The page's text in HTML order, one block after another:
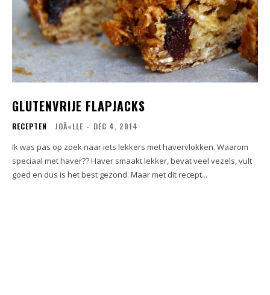
GLUTENVRIJE FLAPJACKS
RECEPTEN JOÃ«LLE - DEC 4, 2014
Ik was pas op zoek naar iets lekkers met havervlokken. Waarom
speciaal met haver?? Haver smaakt lekker, bevat veel vezels, vult
goed en dus is het best gezond. Maar met dit recept...